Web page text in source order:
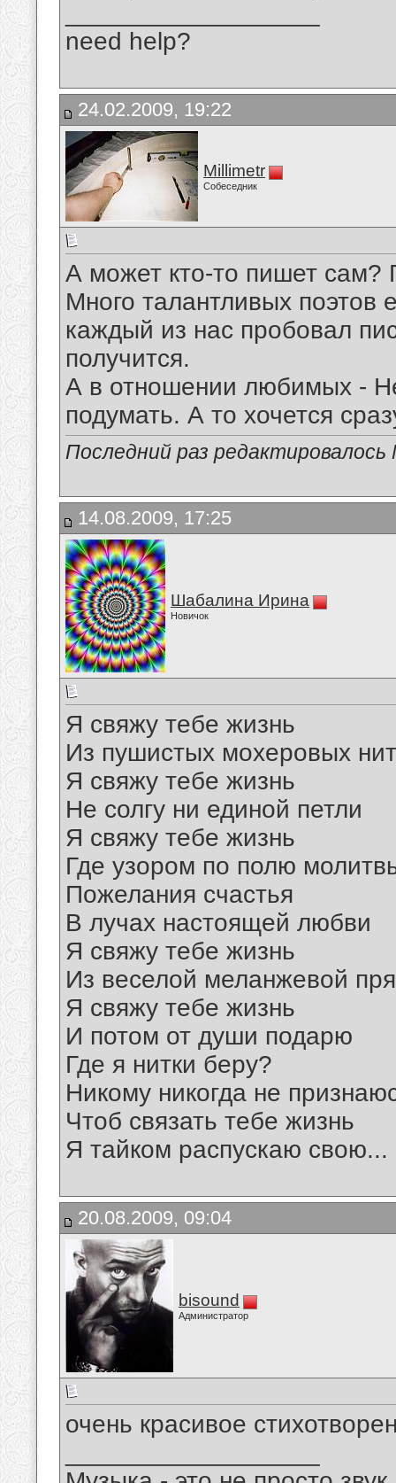
need help?
24.02.2009, 19:22
Millimetr
Собеседник
А может кто-то пишет сам?
Много талантливых поэтов
каждый из нас пробовал
получится.
А в отношении любимых -
подумать. А то хочется
Последний раз редактировалось
14.08.2009, 17:25
Шабалина Ирина
Новичок
Я свяжу тебе жизнь
Из пушистых мохеровых
Я свяжу тебе жизнь
Не солгу ни единой петли
Я свяжу тебе жизнь
Где узором по полю
Пожелания счастья
В лучах настоящей любви
Я свяжу тебе жизнь
Из веселой меланжевой
Я свяжу тебе жизнь
И потом от души подарю
Где я нитки беру?
Никому никогда не
Чтоб связать тебе жизнь
Я тайком распускаю свою...
20.08.2009, 09:04
bisound
Администратор
очень красивое